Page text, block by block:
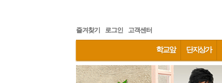
즐겨찾기 로그인 고객센터
학교앞 단지상가